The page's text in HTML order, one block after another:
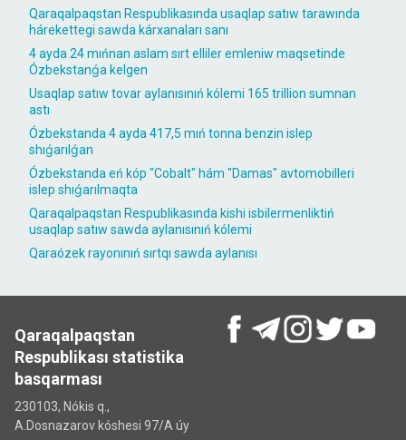
Qaraqalpaqstan Respublikasında usaqlap satıw tarawında
hárekettegi sawda kárxanaları sanı
4 ayda 24 mıńnan aslam sırt elliler emleniw maqsetinde
Ózbekstanǵa kelgen
Usaqlap satıw tovar aylanısınıń kólemi 165 trillion sumnan
astı
Ózbekstanda 4 ayda 417,5 mıń tonna benzin islep
shıǵarılǵan
Ózbekstanda eń kóp "Cobalt" hám "Damas" avtomobilleri
islep shıǵarılmaqta
Qaraqalpaqstan Respublikasında kishi isbilermenliktiń
usaqlap satıw sawda aylanısınıń kólemi
Qaraózek rayonınıń sırtqı sawda aylanısı
Qaraqalpaqstan
Respublikası statistika
basqarması
230103, Nókis q.,
A.Dosnazarov kóshesi 97/A úy